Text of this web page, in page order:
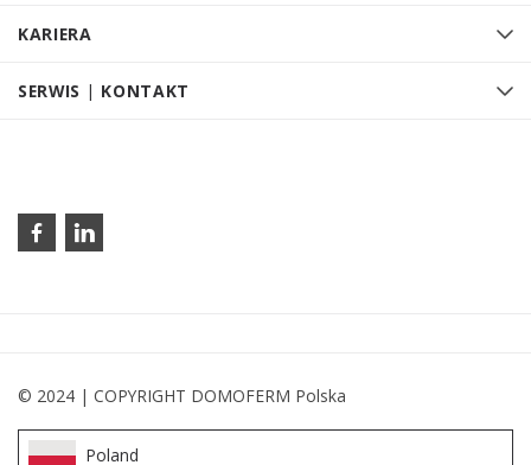
KARIERA
SERWIS | KONTAKT
© 2024 | COPYRIGHT DOMOFERM Polska
Poland